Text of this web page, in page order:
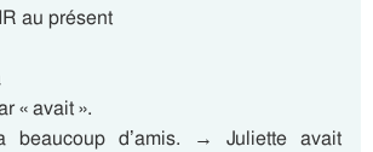
au présent
« avait ».
beaucoup d’amis. → Juliette avait